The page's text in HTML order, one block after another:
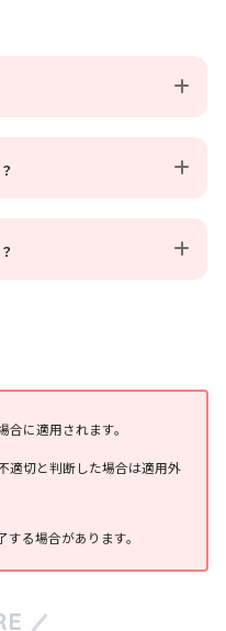
セージを送る
に適用されます。
適切と判断した場合は適用外
る場合があります。